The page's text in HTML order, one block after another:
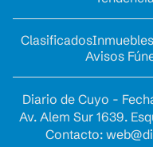
ClasificadosInmuebles
Avisos
Diario de Cuyo -
Av. Alem Sur 1639.
Contacto: